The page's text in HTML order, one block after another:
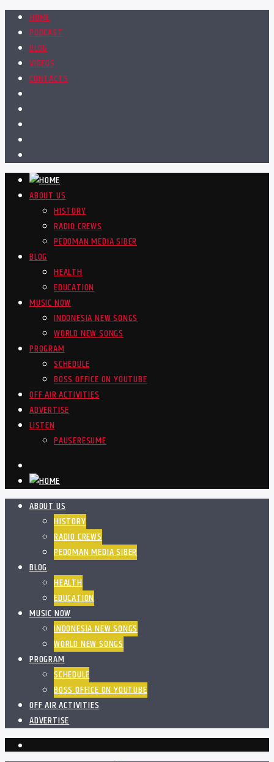
HOME
PODCAST
BLOG
VIDEOS
CONTACTS
ABOUT US
HISTORY
RADIO CREWS
PEDOMAN MEDIA SIBER
BLOG
HEALTH
EDUCATION
MUSIC NOW
INDONESIA NEW SONGS
WORLD NEW SONGS
PROGRAM
SCHEDULE
BOSS OFFICE ON YOUTUBE
OFF AIR ACTIVITIES
ADVERTISE
LISTEN
PAUSERESUME
ABOUT US
HISTORY
RADIO CREWS
PEDOMAN MEDIA SIBER
BLOG
HEALTH
EDUCATION
MUSIC NOW
INDONESIA NEW SONGS
WORLD NEW SONGS
PROGRAM
SCHEDULE
BOSS OFFICE ON YOUTUBE
OFF AIR ACTIVITIES
ADVERTISE